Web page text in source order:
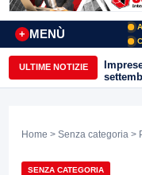
MENÙ
+
ULTIME NOTIZIE
e
Home > Senza categoria >
SENZA CATEGORIA